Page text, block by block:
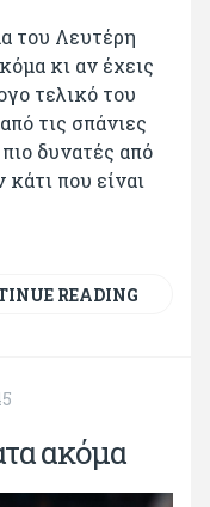
του Λευτέρη
κι αν έχεις
τελικό του
τις σπάνιες
δυνατές από
που είναι
READING
ακόμα